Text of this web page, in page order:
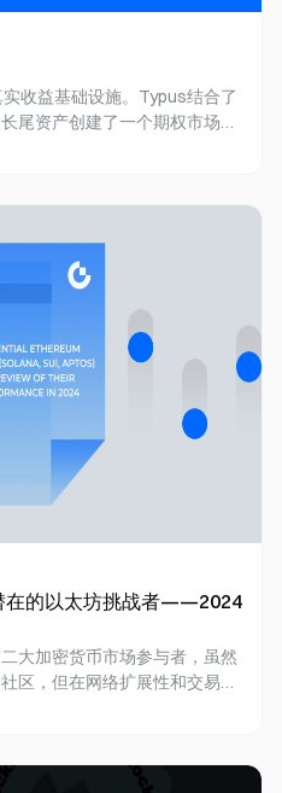
收益基础设施。Typus结合了
尾资产创建了一个期权市场。
供者（LP）的风险调整回报，
在的以太坊挑战者——2024
大加密货币市场参与者，虽然
区，但在网络扩展性和交易处
随着区块链技术的不断发展，
的交易处理能力、较低的费用